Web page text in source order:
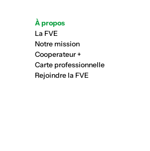
À propos
La FVE
Notre mission
Cooperateur +
Carte professionnelle
Rejoindre la FVE